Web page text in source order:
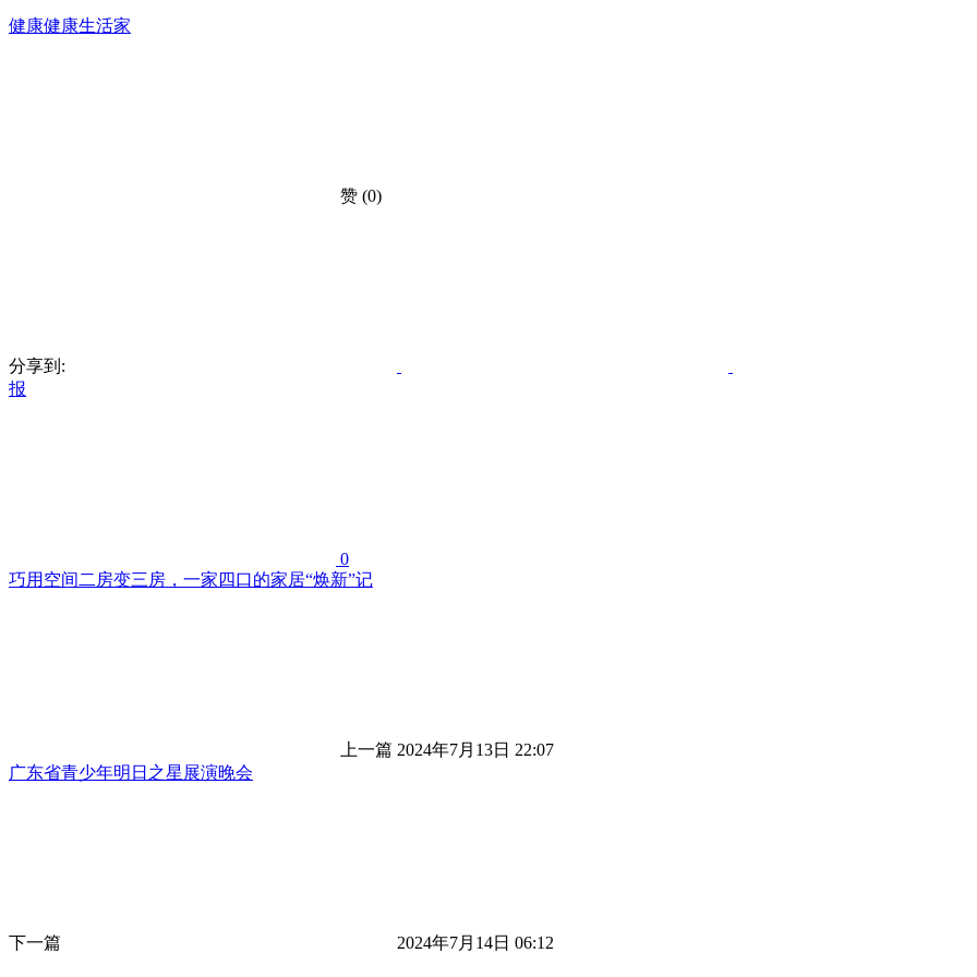
健康健康生活家
赞 (0)
分享到:
报
0
巧用空间二房变三房，一家四口的家居“焕新”记
上一篇 2024年7月13日 22:07
广东省青少年明日之星展演晚会
下一篇 2024年7月14日 06:12